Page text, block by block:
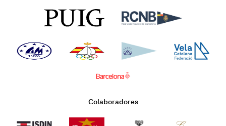
Colaboradores